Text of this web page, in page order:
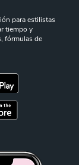
para estilistas
tiempo y
fórmulas de